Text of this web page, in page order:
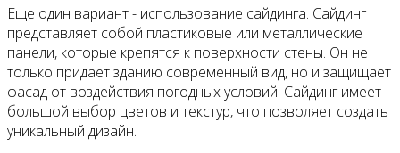
Еще один вариант - использование сайдинга. Сайдинг
представляет собой пластиковые или металлические
панели, которые крепятся к поверхности стены. Он не
только придает зданию современный вид, но и защищает
фасад от воздействия погодных условий. Сайдинг имеет
большой выбор цветов и текстур, что позволяет создать
уникальный дизайн.